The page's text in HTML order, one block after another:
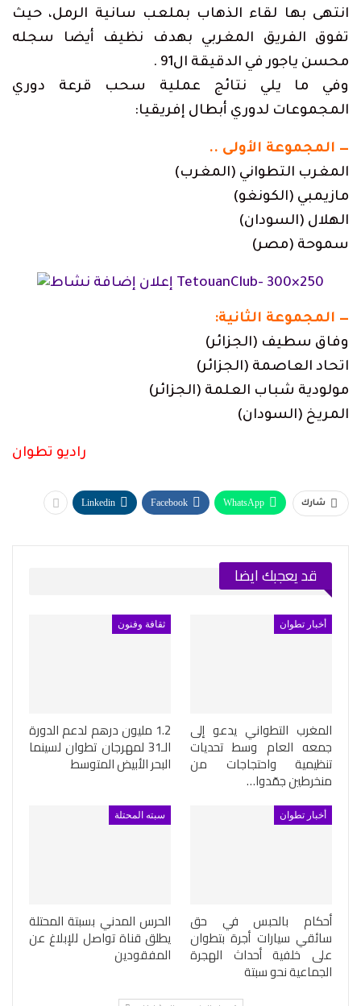
انتهى بها لقاء الذهاب بملعب سانية الرمل، حيث
تفوق الفريق المغربي بهدف نظيف أيضا سجله
محسن ياجور في الدقيقة ال91 .
وفي ما يلي نتائج عملية سحب قرعة دوري
المجموعات لدوري أبطال إفريقيا:
— المجموعة الأولى ..
المغرب التطواني (المغرب)
مازيمبي (الكونغو)
الهلال (السودان)
سموحة (مصر)
— المجموعة الثانية:
وفاق سطيف (الجزائر)
اتحاد العاصمة (الجزائر)
مولودية شباب العلمة (الجزائر)
المريخ (السودان)
راديو تطوان
شارك WhatsApp
Facebook
Linkedin
قد يعجبك ايضا
أخبار تطوان
المغرب التطواني يدعو إلى
جمعه العام وسط تحديات
تنظيمية واحتجاجات من
منخرطين جمّدوا…
ثقافة وفنون
1.2 مليون درهم لدعم الدورة
الـ31 لمهرجان تطوان لسينما
البحر الأبيض المتوسط
أخبار تطوان
أحكام بالحبس في حق
سائقي سيارات أجرة بتطوان
على خلفية أحداث الهجرة
الجماعية نحو سبتة
سبته المحتلة
الحرس المدني بسبتة المحتلة
يطلق قناة تواصل للإبلاغ عن
المفقودين